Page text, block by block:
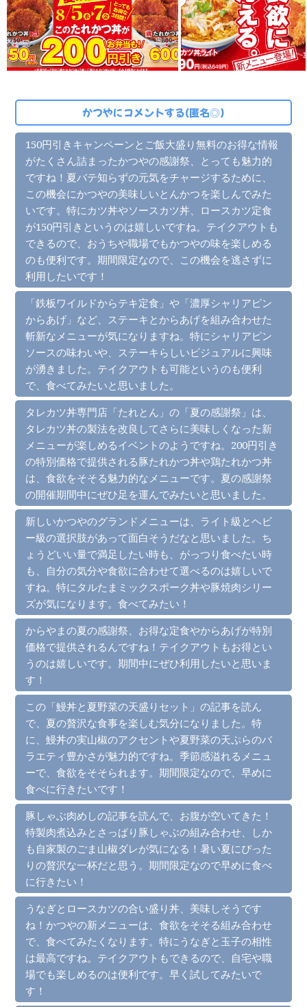
かつやにコメントする(匿名◎)
150円引きキャンペーンとご飯大盛り無料のお得な情報
がたくさん詰まったかつやの感謝祭、とっても魅力的
ですね！夏バテ知らずの元気をチャージするために、
この機会にかつやの美味しいとんかつを楽しんでみた
いです。特にカツ丼やソースカツ丼、ロースカツ定食
が150円引きというのは嬉しいですね。テイクアウトも
できるので、おうちや職場でもかつやの味を楽しめる
のも便利です。期間限定なので、この機会を逃さずに
利用したいです！
「鉄板ワイルドからテキ定食」や「濃厚シャリアピン
からあげ」など、ステーキとからあげを組み合わせた
斬新なメニューが気になりますね。特にシャリアピン
ソースの味わいや、ステーキらしいビジュアルに興味
が湧きました。テイクアウトも可能というのも便利
で、食べてみたいと思いました。
タレカツ丼専門店「たれとん」の「夏の感謝祭」は、
タレカツ丼の製法を改良してさらに美味しくなった新
メニューが楽しめるイベントのようですね。200円引き
の特別価格で提供される豚たれかつ丼や鶏たれかつ丼
は、食欲をそそる魅力的なメニューです。夏の感謝祭
の開催期間中にぜひ足を運んでみたいと思いました。
新しいかつやのグランドメニューは、ライト級とヘビ
ー級の選択肢があって面白そうだなと思いました。ち
ょうどいい量で満足したい時も、がっつり食べたい時
も、自分の気分や食欲に合わせて選べるのは嬉しいで
すね。特にタルたまミックスポーク丼や豚焼肉シリー
ズが気になります。食べてみたい！
からやまの夏の感謝祭、お得な定食やからあげが特別
価格で提供されるんですね！テイクアウトもお得とい
うのは嬉しいです。期間中にぜひ利用したいと思いま
す！
この「鰻丼と夏野菜の天盛りセット」の記事を読ん
で、夏の贅沢な食事を楽しむ気分になりました。特
に、鰻丼の実山椒のアクセントや夏野菜の天ぷらのバ
ラエティ豊かさが魅力的ですね。季節感溢れるメニュ
ーで、食欲をそそられます。期間限定なので、早めに
食べに行きたいです！
豚しゃぶ肉めしの記事を読んで、お腹が空いてきた！
特製肉煮込みとさっぱり豚しゃぶの組み合わせ、しか
も自家製のごま山椒ダレが気になる！暑い夏にぴった
りの贅沢な一杯だと思う。期間限定なので早めに食べ
に行きたい！
うなぎとロースカツの合い盛り丼、美味しそうです
ね！かつやの新メニューは、食欲をそそる組み合わせ
で、食べてみたくなります。特にうなぎと玉子の相性
は最高ですね。テイクアウトもできるので、自宅や職
場でも楽しめるのは便利です。早く試してみたいで
す！